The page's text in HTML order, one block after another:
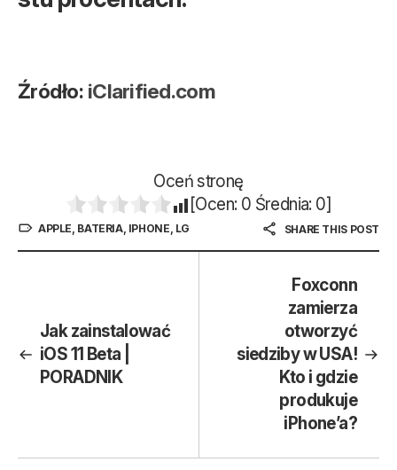
Źródło: iClarified.com
Oceń stronę
[Ocen: 0 Średnia: 0]
APPLE, BATERIA, IPHONE, LG SHARE THIS POST
Jak zainstalować
iOS 11 Beta |
PORADNIK
Foxconn
zamierza
otworzyć
siedziby w USA!
Kto i gdzie
produkuje
iPhone’a?